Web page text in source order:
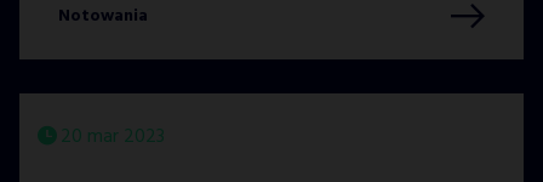
Notowania
20 mar 2023